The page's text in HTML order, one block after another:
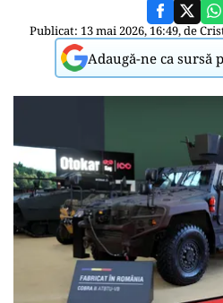
Publicat: 13 mai 2026, 16:49, de
Adaugă-ne ca sursă